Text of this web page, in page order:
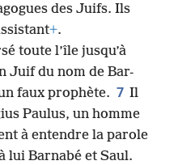
des Juifs. Ils
+.
toute l’île jusqu’à
Juif du nom de Bar-
faux prophète. 7 Il
Paulus, un homme
à entendre la parole
lui Barnabé et Saul.